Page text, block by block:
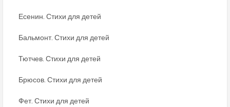
Есенин. Стихи для детей
Бальмонт. Стихи для детей
Тютчев. Стихи для детей
Брюсов. Стихи для детей
Фет. Стихи для детей